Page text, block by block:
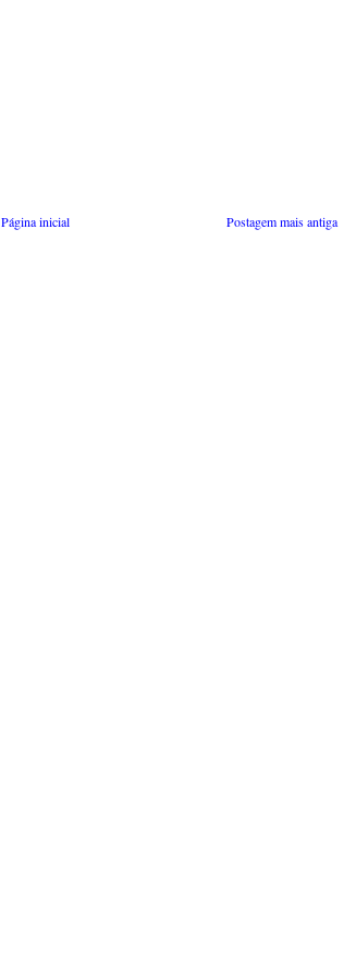
Postagem mais antiga
Página inicial